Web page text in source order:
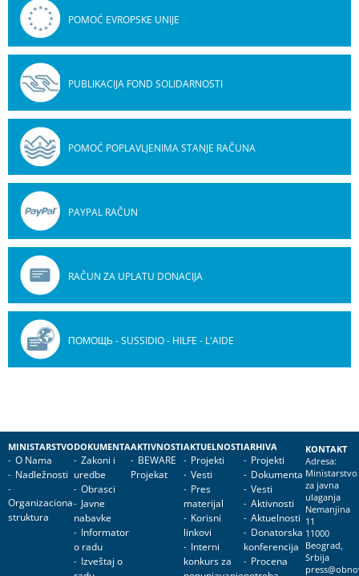
POMOĆ EVROPSKE UNIJE
PUBLIKACIJA FOND SOLIDARNOSTI
POMOĆ POPLAVLJENIMA STANJE RAČUNA
PAYPAL RAČUN
RAČUN ZA UPLATU DONACIJA
ПОМОЩЬ - SUSSIDIO - HILFE - L'AIDE
MINISTARSTVO
O Nama
Nadležnosti
Organizaciona
struktura
DOKUMENTA
Zakoni i
uredbe
Obrasci
Javne
nabavke
Informator
o radu
Izveštaj o
AKTIVNOSTI
BEWARE
Projekat
AKTUELNOSTI
Projekti
Vesti
Pres
materijal
Korisni
linkovi
Interni
konkurs za
ARHIVA
Projekti
Dokumenta
Vesti
Aktivnosti
Aktuelnosti
Donatorska
konferencija
Procena
KONTAKT
Adresa:
Ministarstvo
za javna
ulaganja
Nemanjina
11
11000
Beograd,
Srbija